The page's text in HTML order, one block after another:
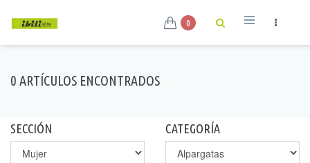
0
0 ARTÍCULOS ENCONTRADOS
SECCIÓN CATEGORÍA